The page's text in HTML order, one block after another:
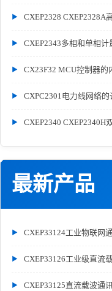
CXEP2328 CXEP2328A
CXEP2343多相和单相计
CX23F32 MCU控制器的
CXPC2301电力线网络的
CXEP2340 CXEP2340H
最新产品
CXEP33124工业物联网
CXEP33126工业级直流
CXEP33125直流载波通